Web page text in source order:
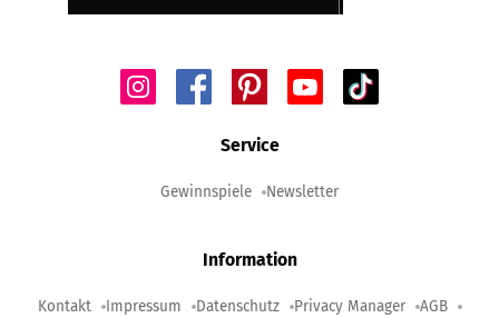
Service
Gewinnspiele Newsletter
Information
Kontakt Impressum Datenschutz Privacy Manager AGB